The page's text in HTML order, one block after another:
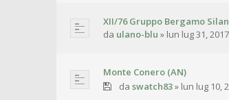
XII/76 Gruppo Bergamo
da ulano-blu » lun lug 31,
Monte Conero (AN)
da swatch83» lun lug 10,